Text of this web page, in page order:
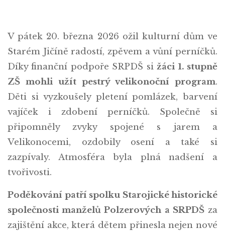
V pátek 20. března 2026 ožil kulturní dům ve
Starém Jičíně radostí, zpěvem a vůní perníčků.
Díky finanční podpoře SRPDŠ sižáci 1. stupně
ZŠ mohli užít pestrý velikonoční program.
Děti si vyzkoušely pletení pomlázek, barvení
vajíček i zdobení perníčků. Společně si
připomněly zvyky spojené s jarem a
Velikonocemi, ozdobily osení a také si
zazpívaly. Atmosféra byla plná nadšení a
tvořivosti.
Poděkování patří spolku Starojické historické
společnosti manželů Polzerových a SRPDŠza
zajištění akce, která dětem přinesla nejen nové